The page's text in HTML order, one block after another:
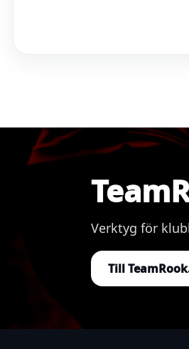
Verktyg för
Till